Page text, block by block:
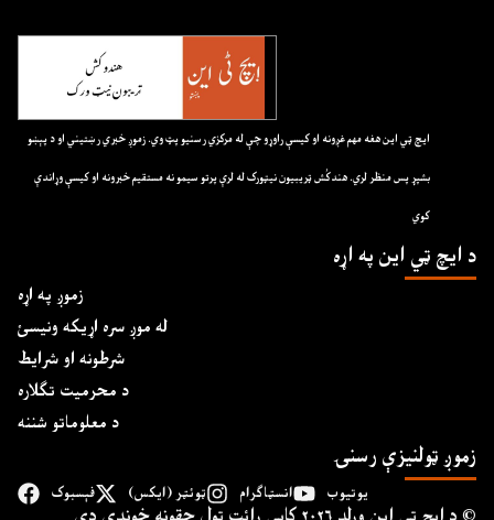
ايچ ټي اين هغه مهم غږونه او کيسې راوړو چې له مرکزي رسنيو پټ وي. زموږ خبري رښتيني او د پېښو
بشپړ پس منظر لري. هندکُش ټريبيون نيټورک له لرې پرتو سيمو نه مستقيم خبرونه او کيسې وړاندې
کوي
د ايچ ټي اين په اړه
زموږ په اړه
له موږ سره اړیکه ونیسئ
شرطونه او شرایط
د محرمیت تګلاره
د معلوماتو شننه
زموږ ټولنیزې رسنۍ
فېسبوک ټوئټر (ایکس) انسټاګرام یوتیوب